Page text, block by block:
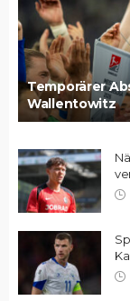
Temporärer
Wallentowitz